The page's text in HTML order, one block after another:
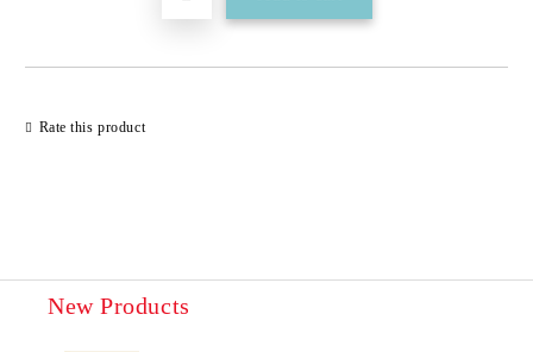
Rate this product
New Products